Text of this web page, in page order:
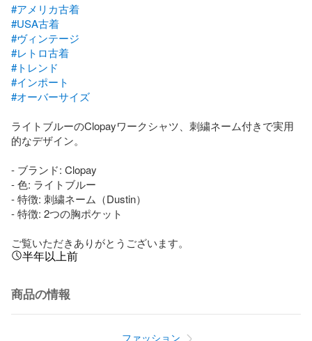
#アメリカ古着
#USA古着
#ヴィンテージ
#レトロ古着
#トレンド
#インポート
#オーバーサイズ
ライトブルーのClopayワークシャツ、刺繍ネーム付きで実用
的なデザイン。
- ブランド: Clopay
- 色: ライトブルー
- 特徴: 刺繍ネーム（Dustin）
- 特徴: 2つの胸ポケット
ご覧いただきありがとうございます。
半年以上前
商品の情報
ファッション